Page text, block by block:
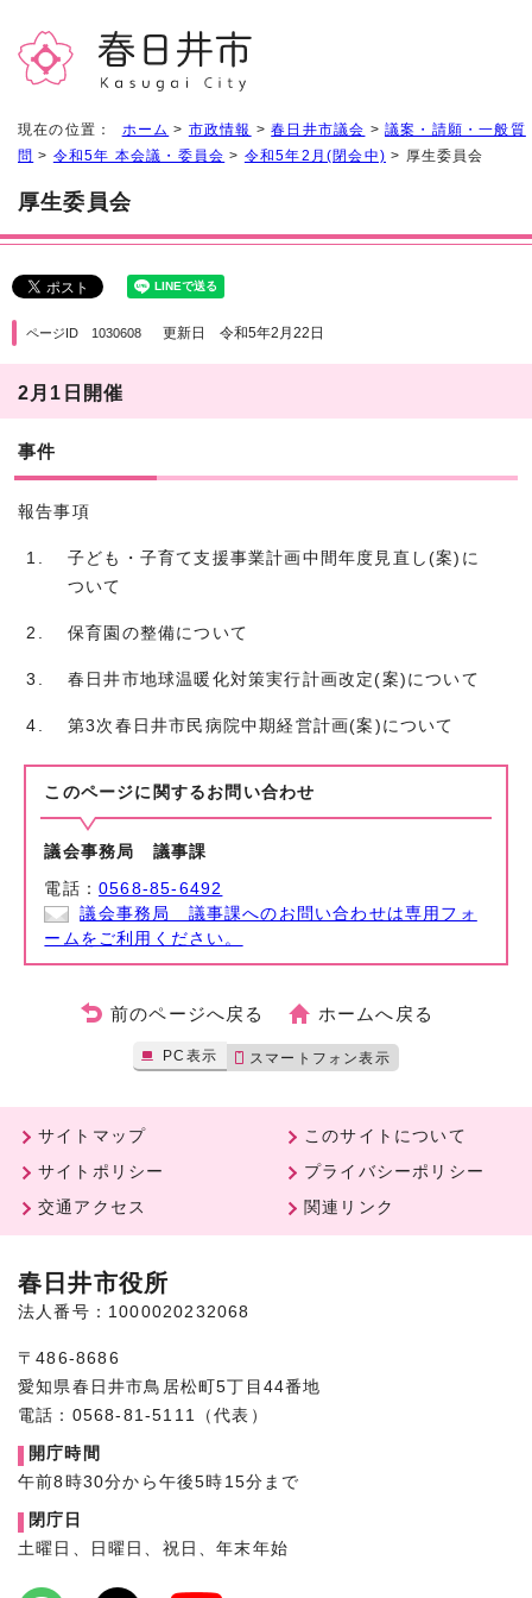
現在の位置： ホーム > 市政情報 >春日井市議会 >議案・請願・一般質
問 > 令和5年 本会議・委員会 > 令和5年2月(閉会中) > 厚生委員会
厚生委員会
ページID 1030608 更新日 令和5年2月22日
2月1日開催
事件
報告事項
子ども・子育て支援事業計画中間年度見直し(案)に
ついて
保育園の整備について
春日井市地球温暖化対策実行計画改定(案)について
第3次春日井市民病院中期経営計画(案)について
このページに関する お問い合わせ
議会事務局 議事課
電話：0568-85-6492
議会事務局 議事課へのお問い合わせは専用フォ
ームをご利用ください。
前のページへ戻る ホームへ戻る
PC表示 スマートフォン表示
サイトマップ
このサイトについて
サイトポリシー
プライバシーポリシー
交通アクセス
関連リンク
春日井市役所
法人番号：1000020232068
〒486-8686
愛知県春日井市鳥居松町5丁目44番地
電話：0568-81-5111（代表）
開庁時間
午前8時30分から午後5時15分まで
閉庁日
土曜日、日曜日、祝日、年末年始